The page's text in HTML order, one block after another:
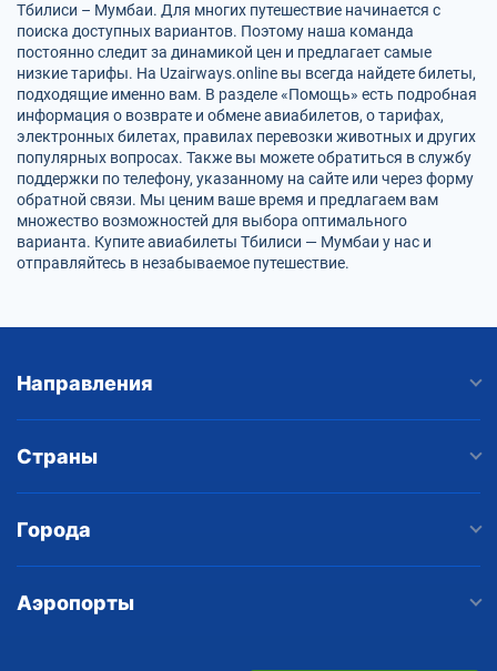
Тбилиси – Мумбаи. Для многих путешествие начинается с
поиска доступных вариантов. Поэтому наша команда
постоянно следит за динамикой цен и предлагает самые
низкие тарифы. На Uzairways.online вы всегда найдете билеты,
подходящие именно вам. В разделе «Помощь» есть подробная
информация о возврате и обмене авиабилетов, о тарифах,
электронных билетах, правилах перевозки животных и других
популярных вопросах. Также вы можете обратиться в службу
поддержки по телефону, указанному на сайте или через форму
обратной связи. Мы ценим ваше время и предлагаем вам
множество возможностей для выбора оптимального
варианта. Купите авиабилеты Тбилиси — Мумбаи у нас и
отправляйтесь в незабываемое путешествие.
Направления
Страны
Города
Аэропорты